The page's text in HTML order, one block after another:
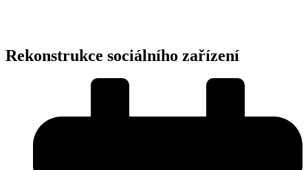
Rekonstrukce sociálního zařízení